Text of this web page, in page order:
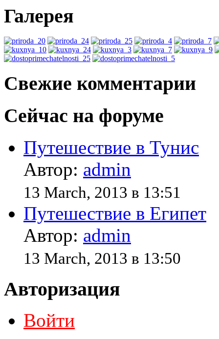
Галерея
Свежие комментарии
Сейчас на форуме
Путешествие в Тунис
Автор: admin
13 March, 2013 в 13:51
Путешествие в Египет
Автор: admin
13 March, 2013 в 13:50
Авторизация
Войти